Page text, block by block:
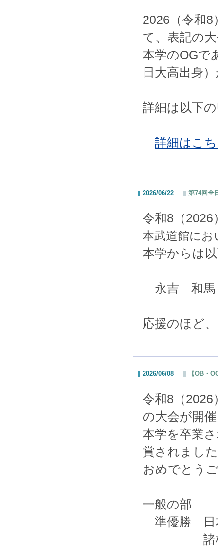
2026（令和8
て、表記の
本学のOGで
日大高出身
詳細は以下
詳細はこ
2026/06/22 第74回全
令和8（2026
本武道館にお
本学からは
永吉 和馬
応援のほど
2026/06/08 【OB・
令和8（2026
の大会が開
本学を卒業
賞されまし
おめでとう
一般の部
準優勝 日
諸橋 岳